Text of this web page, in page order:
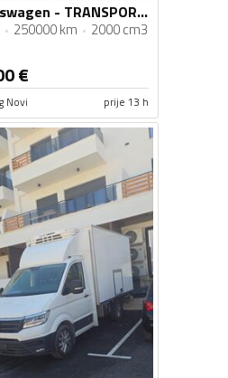
Volkswagen - TRANSPORTER 4X4
250000 km 2000 cm3
€
Novi prije 13 h